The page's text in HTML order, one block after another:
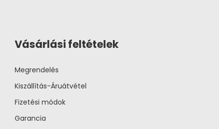
Vásárlási feltételek
Megrendelés
Kiszállítás-Áruátvétel
Fizetési módok
Garancia